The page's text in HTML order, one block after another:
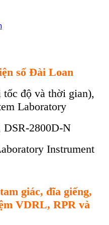
số Đài Loan
độ và thời gian),
Laboratory
2800D-N
Instrument
giác, đĩa giếng,
VDRL, RPR và